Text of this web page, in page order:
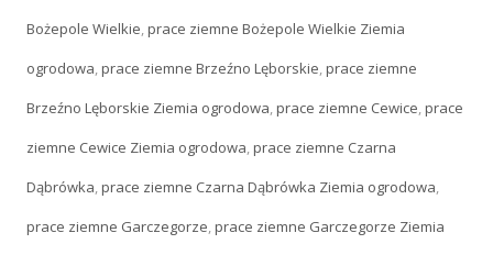
Bożepole Wielkie,prace ziemne Bożepole Wielkie Ziemia
ogrodowa,prace ziemne Brzeźno Lęborskie,prace ziemne
Brzeźno Lęborskie Ziemia ogrodowa,prace ziemne Cewice,prace
ziemne Cewice Ziemia ogrodowa,prace ziemne Czarna
Dąbrówka,prace ziemne Czarna Dąbrówka Ziemia ogrodowa,
prace ziemne Garczegorze,prace ziemne Garczegorze Ziemia